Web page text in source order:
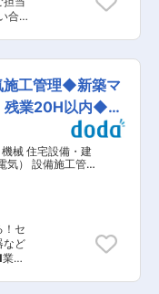
た。
向け
信頼
え
イベ
上げ
が
た
ュニ
ま
る環
。
当い
界未
が
、
境
プ
盛
る
も可
施工管理◆新築マ
残業20H以内◆転
械 住宅設備・建
気） 設備施工管
防災設備）
！セ
など